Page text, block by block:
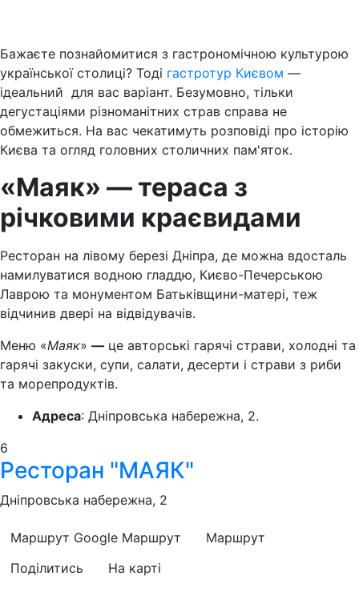
Бажаєте познайомитися з гастрономічною культурою
української столиці? Тоді гастротур Києвом —
ідеальний для вас варіант. Безумовно, тільки
дегустаціями різноманітних страв справа не
обмежиться. На вас чекатимуть розповіді про історію
Києва та огляд головних столичних пам'яток.
«Маяк» — тераса з
річковими краєвидами
Ресторан на лівому березі Дніпра, де можна вдосталь
намилуватися водною гладдю, Києво-Печерською
Лаврою та монументом Батьківщини-матері, теж
відчинив двері на відвідувачів.
Меню «Маяк» — це авторські гарячі страви, холодні та
гарячі закуски, супи, салати, десерти і страви з риби
та морепродуктів.
Адреса: Дніпровська набережна, 2.
6
Ресторан "МАЯК"
Дніпровська набережна, 2
Маршрут Google Маршрут
Маршрут
Поділитись
На карті